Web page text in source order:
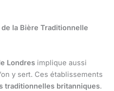
de la Bière Traditionnelle
Londres implique aussi
y sert. Ces établissements
traditionnelles britanniques.